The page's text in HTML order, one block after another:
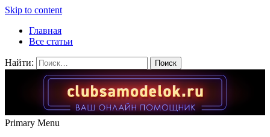
Skip to content
Главная
Все статьи
Найти:
Primary Menu